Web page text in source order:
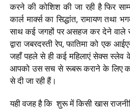
करने की कोशिश की जा रही है फिर
कार्ल मार्क्स का सिद्धांत, रामायण तथा
साथ कई जगहों पर असहज कर देने वाले
द्वारा जबरदस्ती रेप, फातिमा को एक
जहाँ पहले से ही कई महिलाएं सेक्स स्लेव
आपको उस सच से रूबरू कराने के लिए
से दी जा रही हैं।
यही वजह है कि शुरू में किसी खास